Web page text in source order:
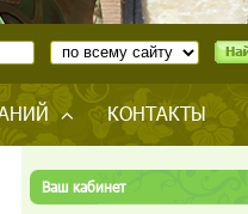
КОНТАКТЫ
Ваш кабинет